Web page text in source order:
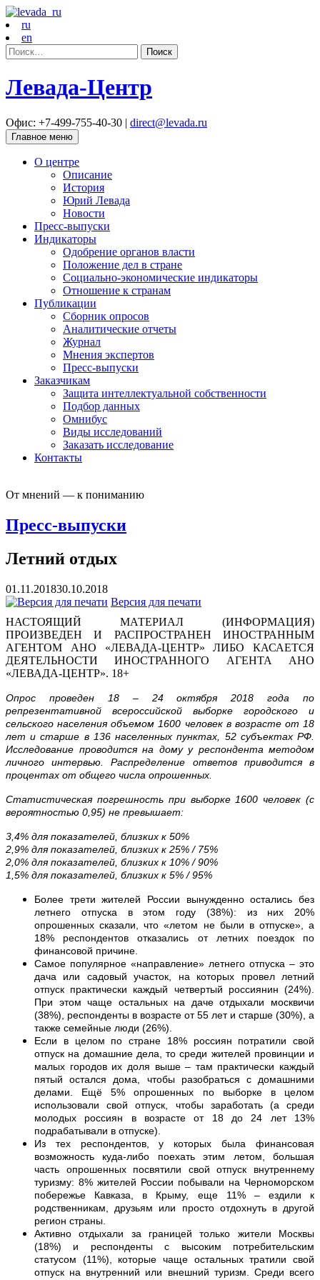
ru
en
Найти:
Левада-Центр
Офис: +7-499-755-40-30 | direct@levada.ru
Главное меню
О центре
Описание
История
Юрий Левада
Новости
Пресс-выпуски
Индикаторы
Одобрение органов власти
Положение дел в стране
Социально-экономические индикаторы
Отношение к странам
Публикации
Сборник опросов
Аналитические отчеты
Журнал
Мнения экспертов
Пресс-выпуски
Заказчикам
Защита интеллектуальной собственности
Подбор данных
Омнибус
Виды исследований
Заказать исследование
Контакты
От мнений — к пониманию
Пресс-выпуски
Летний отдых
01.11.201830.10.2018
Версия для печати
НАСТОЯЩИЙ МАТЕРИАЛ (ИНФОРМАЦИЯ)
ПРОИЗВЕДЕН И РАСПРОСТРАНЕН ИНОСТРАННЫМ
АГЕНТОМ АНО «ЛЕВАДА-ЦЕНТР» ЛИБО КАСАЕТСЯ
ДЕЯТЕЛЬНОСТИ ИНОСТРАННОГО АГЕНТА АНО
«ЛЕВАДА-ЦЕНТР». 18+
Опрос проведен 18 – 24 октября 2018 года по
репрезентативной всероссийской выборке городского и
сельского населения объемом 1600 человек в возрасте от 18
лет и старше в 136 населенных пунктах, 52 субъектах РФ.
Исследование проводится на дому у респондента методом
личного интервью. Распределение ответов приводится в
процентах от общего числа опрошенных.
Статистическая погрешность при выборке 1600 человек (с
вероятностью 0,95) не превышает:
3,4% для показателей, близких к 50%
2,9% для показателей, близких к 25% / 75%
2,0% для показателей, близких к 10% / 90%
1,5% для показателей, близких к 5% / 95%
Более трети жителей России вынужденно остались без
летнего отпуска в этом году (38%): из них 20%
опрошенных сказали, что «летом не были в отпуске», а
18% респондентов отказались от летних поездок по
финансовой причине.
Самое популярное «направление» летнего отпуска – это
дача или садовый участок, на которых провел летний
отпуск практически каждый четвертый россиянин (24%).
При этом чаще остальных на даче отдыхали москвичи
(38%), респонденты в возрасте от 55 лет и старше (30%), а
также семейные люди (26%).
Если в целом по стране 18% россиян потратили свой
отпуск на домашние дела, то среди жителей провинции и
малых городов их доля выше – там практически каждый
пятый остался дома, чтобы разобраться с домашними
делами. Ещё 5% опрошенных по выборке в целом
использовали свой отпуск, чтобы заработать (а среди
молодых россиян в возрасте от 18 до 24 лет 13%
подрабатывали в отпуске).
Из тех респондентов, у которых была финансовая
возможность куда-либо поехать этим летом, большая
часть опрошенных посвятили свой отпуск внутреннему
туризму: 8% жителей России побывали на Черноморском
побережье Кавказа, в Крыму, еще 11% – ездили к
родственникам, друзьям или просто отдохнуть в другой
регион страны.
Активно отдыхали за границей только жители Москвы
(18%) и респонденты с высоким потребительским
статусом (11%), которые чаще остальных тратили свой
отпуск на внутренний или внешний туризм. Среди всего